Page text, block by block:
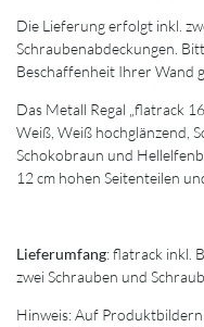
Die Lieferung erfolgt inkl.
Schraubenabdeckungen.
Beschaffenheit Ihrer Wand
Das Metall Regal „flatrack
Weiß, Weiß hochglänzend,
Schokobraun und
12 cm hohen Seitenteilen
Lieferumfang: flatrack inkl.
zwei Schrauben und
Hinweis: Auf